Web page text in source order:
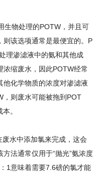
生物处理的POTW，并且可
则该选项通常是最便宜的。P
理渗滤液中的氨和其他成
缩废水，因此POTW经常
他化学物质的浓度对渗滤液
，则废水可能被拖到POT
。
水中添加氯来完成，这会
法通常仅用于“抛光”氨浓度
1意味着需要7.6磅的氯才能